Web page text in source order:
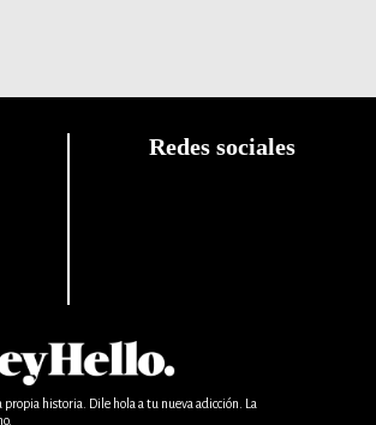
Redes sociales
propia historia. Dile hola a tu nueva adicción. La